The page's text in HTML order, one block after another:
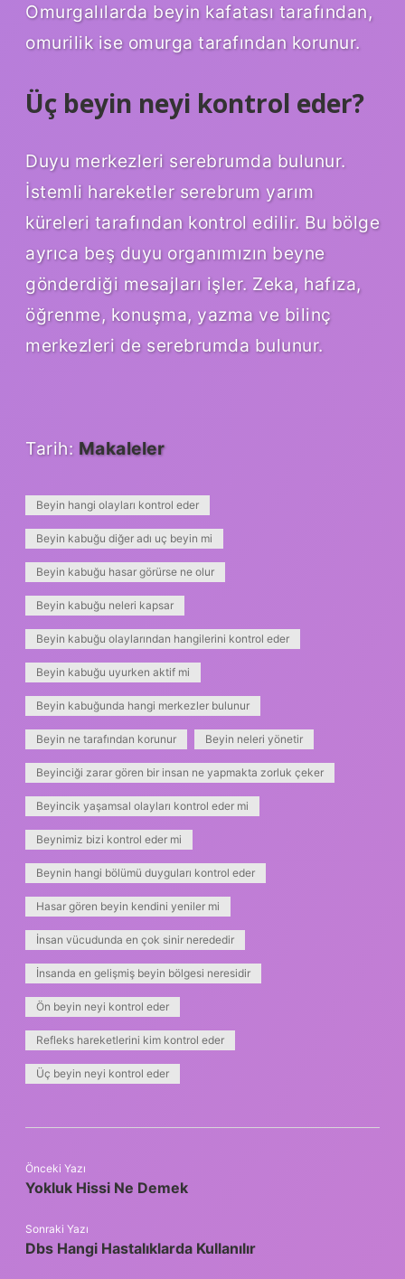
Omurgalılarda beyin kafatası tarafından,
omurilik ise omurga tarafından korunur.
Üç beyin neyi kontrol eder?
Duyu merkezleri serebrumda bulunur.
İstemli hareketler serebrum yarım
küreleri tarafından kontrol edilir. Bu bölge
ayrıca beş duyu organımızın beyne
gönderdiği mesajları işler. Zeka, hafıza,
öğrenme, konuşma, yazma ve bilinç
merkezleri de serebrumda bulunur.
Tarih: Makaleler
Beyin hangi olayları kontrol eder
Beyin kabuğu diğer adı uç beyin mi
Beyin kabuğu hasar görürse ne olur
Beyin kabuğu neleri kapsar
Beyin kabuğu olaylarından hangilerini kontrol eder
Beyin kabuğu uyurken aktif mi
Beyin kabuğunda hangi merkezler bulunur
Beyin ne tarafından korunur Beyin neleri yönetir
Beyinciği zarar gören bir insan ne yapmakta zorluk çeker
Beyincik yaşamsal olayları kontrol eder mi
Beynimiz bizi kontrol eder mi
Beynin hangi bölümü duyguları kontrol eder
Hasar gören beyin kendini yeniler mi
İnsan vücudunda en çok sinir nerededir
İnsanda en gelişmiş beyin bölgesi neresidir
Ön beyin neyi kontrol eder
Refleks hareketlerini kim kontrol eder
Üç beyin neyi kontrol eder
Önceki Yazı
Yokluk Hissi Ne Demek
Sonraki Yazı
Dbs Hangi Hastalıklarda Kullanılır